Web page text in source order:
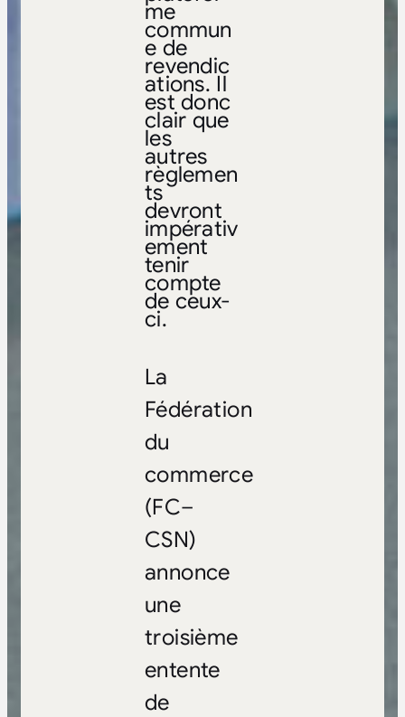
me
commun
e de
revendic
ations. Il
est donc
clair que
les
autres
règlemen
ts
devront
impérativ
ement
tenir
compte
de ceux-
ci.
La
Fédération
du
commerce
(FC–
CSN)
annonce
une
troisième
entente
de